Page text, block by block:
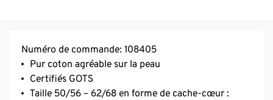
Numéro de commande: 108405
Pur coton agréable sur la peau
Certifiés GOTS
Taille 50/56 – 62/68 en forme de cache-cœur :